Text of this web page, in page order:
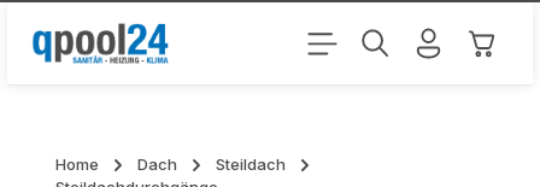
Zum Hauptinhalt springen
Home Dach
Steildach